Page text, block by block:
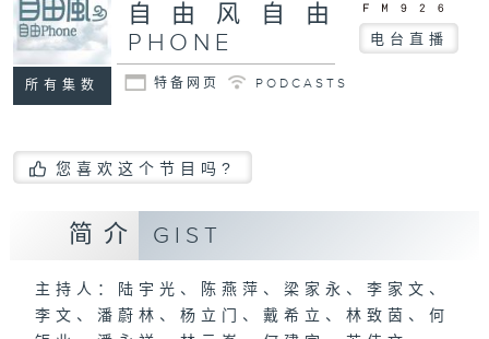
所有集数
自由风自由
PHONE
电台直播
特备网页 PODCASTS
您喜欢这个节目吗?
简介 GIST
主持人：陆宇光、陈燕萍、梁家永、李家文、
李文、潘蔚林、杨立门、戴希立、林致茵、何